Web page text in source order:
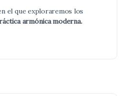
el que exploraremos los
armónica moderna.